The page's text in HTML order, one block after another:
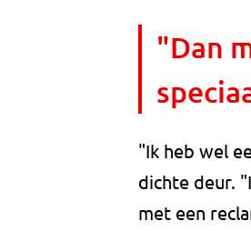
"Dan
"Ik heb wel
dichte deur.
met een